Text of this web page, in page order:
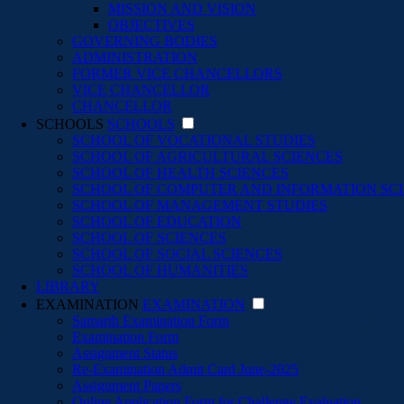
MISSION AND VISION
OBJECTIVES
GOVERNING BODIES
ADMINISTRATION
FORMER VICE CHANCELLORS
VICE CHANCELLOR
CHANCELLOR
SCHOOLS SCHOOLS
SCHOOL OF VOCATIONAL STUDIES
SCHOOL OF AGRICULTURAL SCIENCES
SCHOOL OF HEALTH SCIENCES
SCHOOL OF COMPUTER AND INFORMATION
SCHOOL OF MANAGEMENT STUDIES
SCHOOL OF EDUCATION
SCHOOL OF SCIENCES
SCHOOL OF SOCIAL SCIENCES
SCHOOL OF HUMANITIES
LIBRARY
EXAMINATION EXAMINATION
Samarth Examination Form
Examination Form
Assignment Status
Re-Examination Admit Card June-2025
Assignment Papers